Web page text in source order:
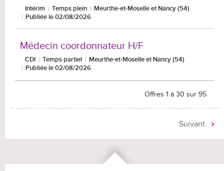
Intérim Temps plein
Meurthe-et-Moselle et Nancy (54)
Publiée le 02/08/2026
Médecin coordonnateur H/F
CDI Temps partiel
Meurthe-et-Moselle et Nancy (54)
Publiée le 02/08/2026
Offres 1 à 30 sur 95
Suivant